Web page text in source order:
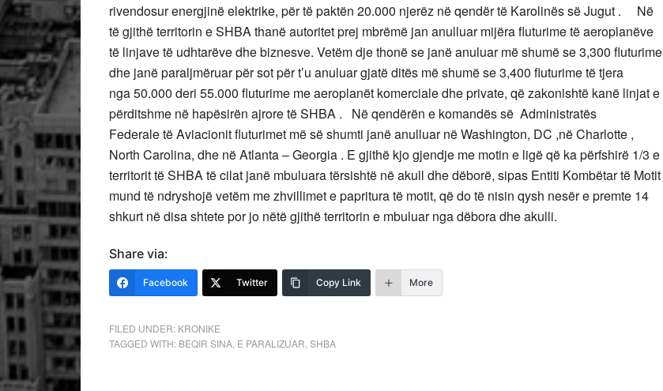
rivendosur energjinë elektrike, për të paktën 20.000 njerëz në qendër të Karolinës së Jugut . Në
të gjithë territorin e SHBA thanë autoritet prej mbrëmë jan anulluar mijëra fluturime të aeroplanëve
të linjave të udhtarëve dhe biznesve. Vetëm dje thonë se janë anuluar më shumë se 3,300 fluturime
dhe janë paraljmëruar për sot për t’u anuluar gjatë ditës më shumë se 3,400 fluturime të tjera
nga 50.000 deri 55.000 fluturime me aeroplanët komerciale dhe private, që zakonishtë kanë linjat e
përditshme në hapësirën ajrore të SHBA . Në qendërën e komandës së Administratës
Federale të Aviacionit fluturimet më së shumti janë anulluar në Washington, DC ,në Charlotte ,
North Carolina, dhe në Atlanta – Georgia . E gjithë kjo gjendje me motin e ligë që ka përfshirë 1/3 e
territorit të SHBA të cilat janë mbuluara tërsishtë në akull dhe dëborë, sipas Entiti Kombëtar të Motit
mund të ndryshojë vetëm me zhvillimet e papritura të motit, që do të nisin qysh nesër e premte 14
shkurt në disa shtete por jo nëtë gjithë territorin e mbuluar nga dëbora dhe akulli.
Share via:
Facebook Twitter Copy Link More
FILED UNDER: KRONIKE
TAGGED WITH: BEQIR SINA E PARALIZUAR SHBA